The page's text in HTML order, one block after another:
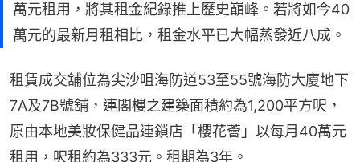
萬元租用，將其租金紀錄推上歷史巔峰。若將如今40
萬元的最新月租相比，租金水平已大幅蒸發近八成。
租賃成交舖位為尖沙咀海防道53至55號海防大廈地下
7A及7B號舖，連閣樓之建築面積約為1,200平方呎，
原由本地美妝保健品連鎖店「櫻花薈」以每月40萬元
租用，呎租約為333元。租期為3年。